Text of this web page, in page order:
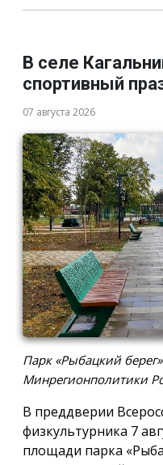
В селе
спортивный
07 августа 2026
Парк «Рыбацкий
Минрегионполитики
В преддверии
физкультурника 7
площади парка